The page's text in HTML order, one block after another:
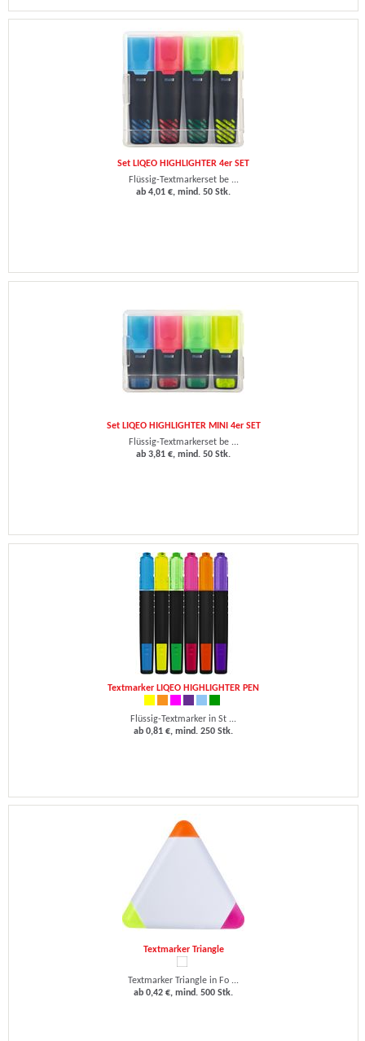
Set LIQEO HIGHLIGHTER 4er SET
Flüssig-Textmarkerset be ...
ab 4,01 €, mind. 50 Stk.
Set LIQEO HIGHLIGHTER MINI 4er SET
Flüssig-Textmarkerset be ...
ab 3,81 €, mind. 50 Stk.
Textmarker LIQEO HIGHLIGHTER PEN
Flüssig-Textmarker in St ...
ab 0,81 €, mind. 250 Stk.
Textmarker Triangle
Textmarker Triangle in Fo ...
ab 0,42 €, mind. 500 Stk.